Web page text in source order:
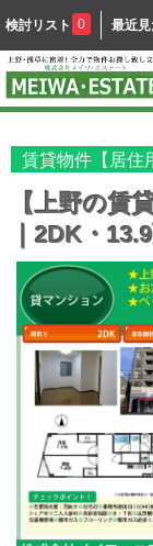
検討リスト 0 最近
賃貸物件【居住
【上野の賃
｜2DK・